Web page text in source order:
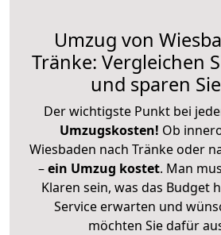
Umzug von
Tränke: Vergleichen
und sparen
Der wichtigste Punkt bei
Umzugskosten! Ob
Wiesbaden nach Tränke oder
–ein Umzug kostet. Man
Klaren sein, was das Budget
Service erwarten und
möchten Sie dafür